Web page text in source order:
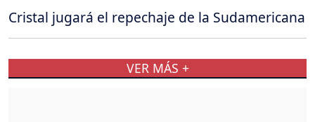
Cristal jugará el repechaje de la Sudamericana
VER MÁS +